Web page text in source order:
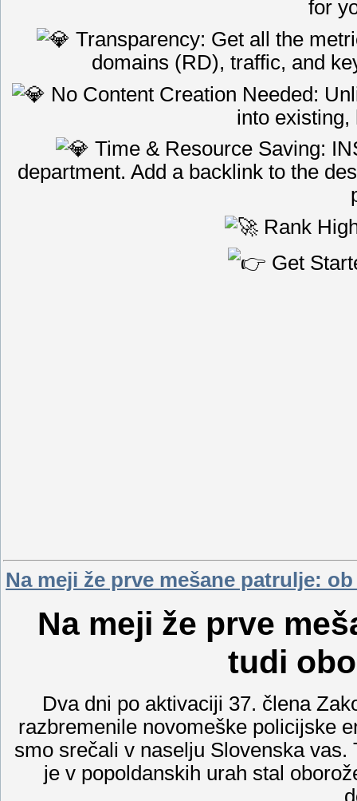
for
Transparency: Get all the
domains (RD), traffic, and
No Content Creation Needed:
into existing,
Time & Resource Saving:
department. Add a backlink to the
Rank
Get
Na meji že prve mešane patrulje:
Na meji že prve
tudi
Dva dni po aktivaciji 37. člena
razbremenile novomeške policijske
smo srečali v naselju Slovenska
je v popoldanskih urah stal